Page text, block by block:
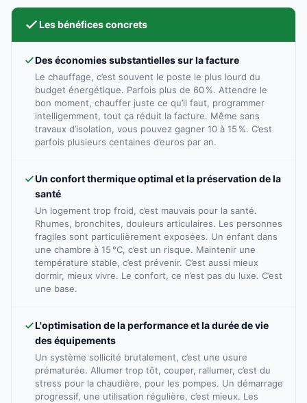
Les bénéfices concrets
Des économies substantielles sur la facture
Le chauffage, c’est souvent le poste le plus lourd du
budget énergétique. Parfois plus de 60 %. Attendre le
bon moment, chauffer juste ce qu’il faut, programmer
intelligemment, tout ça réduit la facture. Même sans
travaux d’isolation, vous pouvez gagner 10 à 15 %. C’est
parfois plusieurs centaines d’euros par an.
Un confort thermique optimal et la préservation de la
santé
Un logement trop froid, c’est mauvais pour la santé.
Rhumes, bronchites, douleurs articulaires. Les personnes
fragiles sont particulièrement exposées. Un enfant dans
une chambre à 15 °C, c’est un risque. Maintenir une
température stable, c’est prévenir. C’est aussi mieux
dormir, mieux vivre. Le confort, ce n’est pas du luxe. C’est
une base.
L'optimisation de la performance et la durée de vie
des équipements
Un système sollicité brutalement, c’est une usure
prématurée. Allumer trop tôt, couper, rallumer, c’est du
stress pour la chaudière, pour les pompes. Un démarrage
progressif, une utilisation régulière, c’est mieux. Les